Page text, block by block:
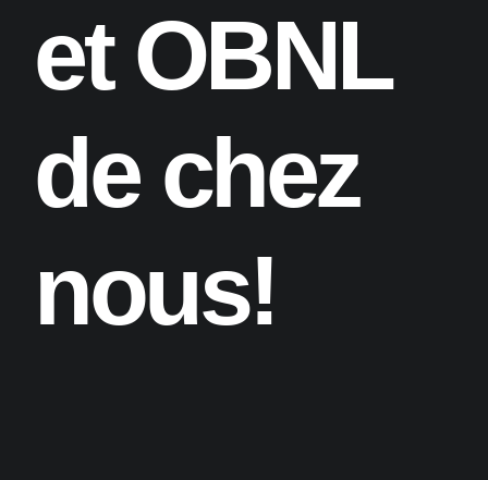
et OBNL
de chez
nous!